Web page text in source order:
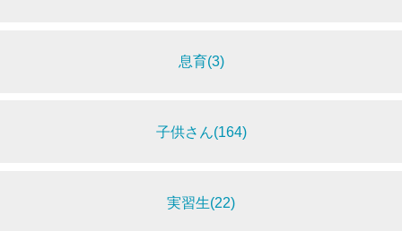
息育(3)
子供さん(164)
実習生(22)